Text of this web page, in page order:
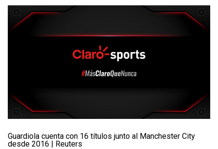
Guardiola cuenta con 16 títulos junto al Manchester City
desde 2016 | Reuters